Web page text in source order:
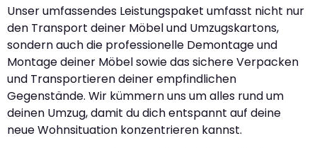
Unser umfassendes Leistungspaket umfasst nicht nur
den Transport deiner Möbel und Umzugskartons,
sondern auch die professionelle Demontage und
Montage deiner Möbel sowie das sichere Verpacken
und Transportieren deiner empfindlichen
Gegenstände. Wir kümmern uns um alles rund um
deinen Umzug, damit du dich entspannt auf deine
neue Wohnsituation konzentrieren kannst.